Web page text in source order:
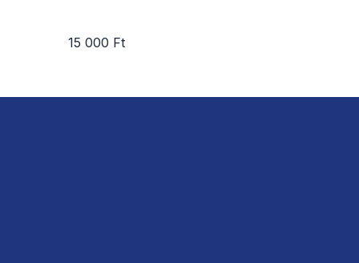
15 000 Ft